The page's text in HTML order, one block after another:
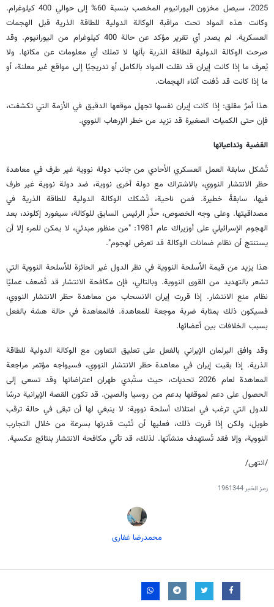
2025، سيصل مخزون اليورانيوم المخصب بنسبة 60% إلى حوالي 400 كيلوغرام.
وكانت هذه المواد تحت مراقبة الوكالة الدولية للطاقة الذرية قبل الهجمات
العسكرية. لم يصدر أي تقرير مؤكد عن حالة 400 كيلوغرام من اليورانيوم. وقد
صرحت الوكالة الدولية للطاقة الذرية بأنها لا تملك أي معلومات عن مكانها. ولا
يُعرف ما إذا كانت إيران قد نقلت المواد بالكامل أو تدريجيًا إلى مواقع غير معلنة، أو
ما إذا كانت قد دُفنت أثناء الهجمات.
هذا أمرٌ مقلق: إذا كانت إيران نفسها تجهل موقعها الدقيق في الأزمة التي تكشفت،
فإن حتى الكميات الصغيرة قد تزيد من خطر الإرهاب النووي.
القضية وتداعياتها
تُشكل سابقة العمل العسكري الأحادي من جانب دولة نووية غير طرف في معاهدة
حظر الانتشار النووي، بالاشتراك مع دولة أخرى نووية، ضد دولة نووية غير طرف
فيها، سابقةً خطيرة. فمن ناحية، تُشكك الوكالة الدولية للطاقة الذرية في
مصداقيتها. وعلى وجه الخصوص، حذّر الرئيس السابق للوكالة، سيغورد إكلوند، بعد
الهجوم الإسرائيلي على أوزيراك عام 1981: "من منظور مبدئي، لا يمكن للمرء إلا أن
يستنتج أن نظام ضمانات الوكالة قد تعرض لهجوم".
هذا يزيد من قيمة الأسلحة النووية في نظر الدول غير الحائزة للأسلحة النووية التي
تشعر بالتهديد من القوى النووية. وبالتالي، فإن مكافحة الانتشار قد تُضعف عمليًا
نظام منع الانتشار. إذا قررت إيران الانسحاب من معاهدة حظر الانتشار النووي،
فسيكون ذلك بمثابة ضربة موجعة للمعاهدة. فالمعاهدة في حالة هشة بالفعل
بسبب الخلافات بين أعضائها.
وقد وافق البرلمان الإيراني بالفعل على تعليق التعاون مع الوكالة الدولية للطاقة
الذرية. إذا بقيت إيران في معاهدة حظر الانتشار النووي، فسيواجه مؤتمر مراجعة
المعاهدة لعام 2026 تحديات، حيث ستُبدي طهران اعتراضاتها وقد تسعى إلى
الحصول على دعم لموقفها بدعم من روسيا والصين. قد تكون القصة الإيرانية درسًا
للدول التي ترغب في امتلاك أسلحة نووية: لا ينبغي لها أن تبقى في حالة ترقب
طويل، ولكن إذا قررت ذلك، فعليها أن تُثبت قدرتها بسرعة من خلال التجارب
النووية، وإلا فقد تُستهدف منشآتها. لذلك، قد تأتي مكافحة الانتشار بنتائج عكسية.
/انتهى/
رمز الخبر1961344
محمدرضا غفاری